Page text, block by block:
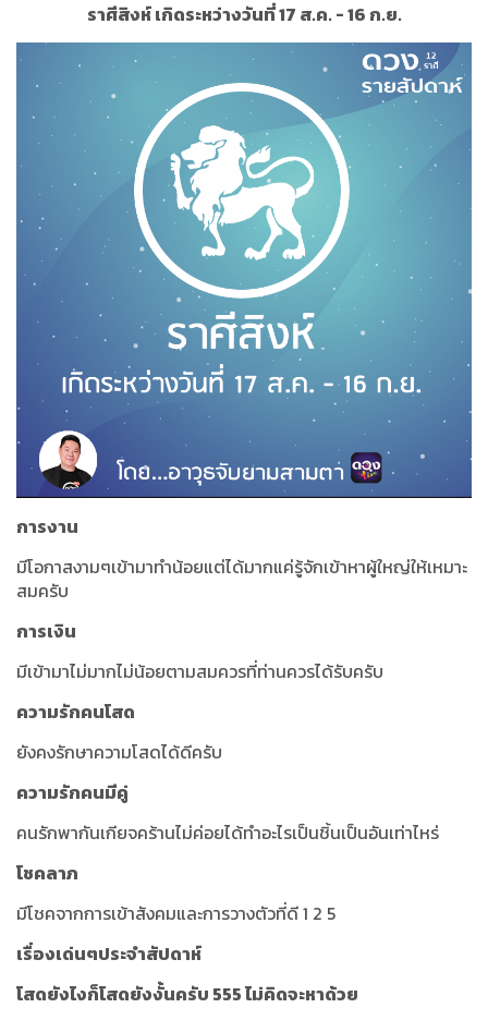
ราศีสิงห์ เกิดระหว่างวันที่ 17 ส.ค. - 16 ก.ย.
การงาน
มีโอกาสงามๆเข้ามาทำน้อยแต่ได้มากแค่รู้จักเข้าหาผู้ใหญ่ให้เหมาะ
สมครับ
การเงิน
มีเข้ามาไม่มากไม่น้อยตามสมควรที่ท่านควรได้รับครับ
ความรักคนโสด
ยังคงรักษาความโสดได้ดีครับ
ความรักคนมีคู่
คนรักพากันเกียจคร้านไม่ค่อยได้ทำอะไรเป็นชิ้นเป็นอันเท่าไหร่
โชคลาภ
มีโชคจากการเข้าสังคมและการวางตัวที่ดี 1 2 5
เรื่องเด่นๆประจำสัปดาห์
โสดยังไงก็โสดยังงั้นครับ 555 ไม่คิดจะหาด้วย